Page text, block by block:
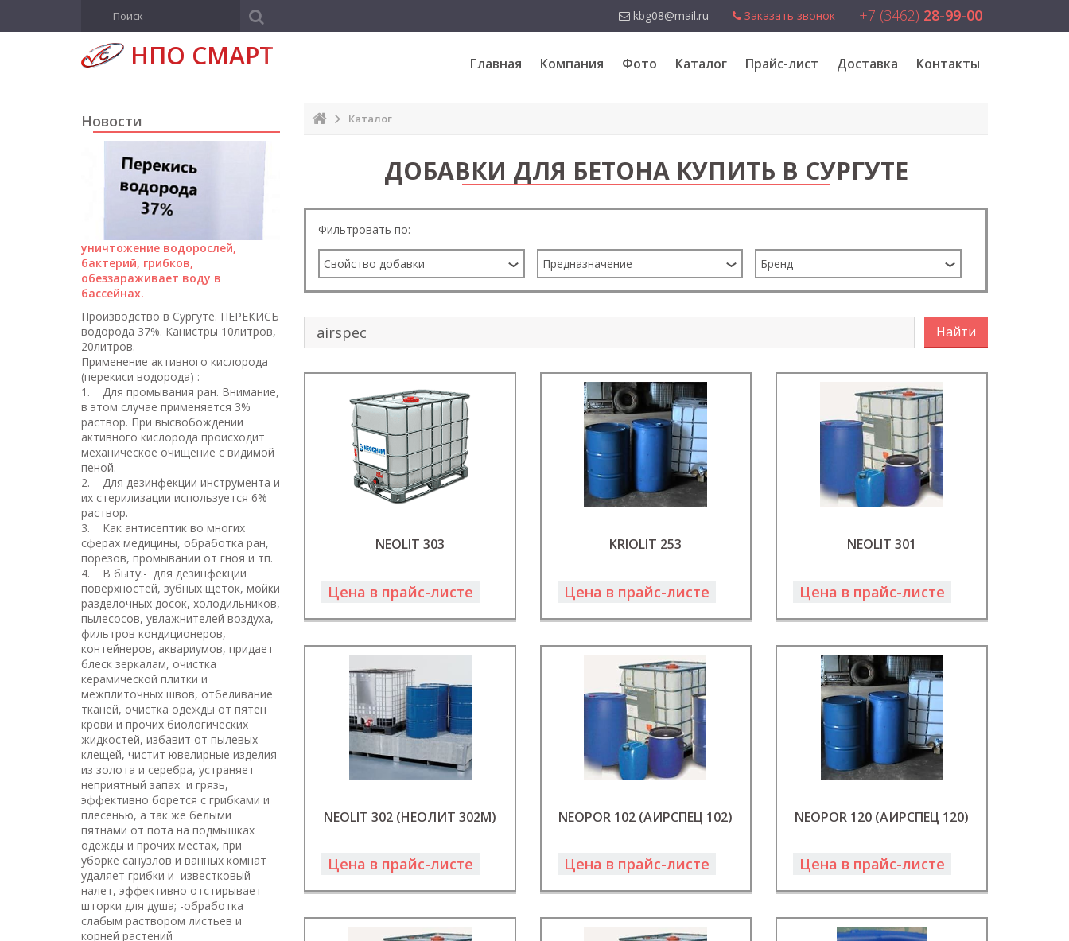
kbg08@mail.ru Заказать звонок +7 (3462) 28-99-00
НПО СМАРТ Главная Компания Фото Каталог Прайс-лист Доставка Контакты
Каталог
ДОБАВКИ ДЛЯ БЕТОНА КУПИТЬ В СУРГУТЕ
Фильтровать по:
Свойство добавки Предназначение Бренд
NEOLIT 303
Цена в прайс-листе
KRIOLIT 253
Цена в прайс-листе
NEOLIT 301
Цена в прайс-листе
NEOLIT 302 (НЕОЛИТ 302М)
Цена в прайс-листе
NEOPOR 102 (АИРСПЕЦ 102)
Цена в прайс-листе
NEOPOR 120 (АИРСПЕЦ 120)
Цена в прайс-листе
Новости
уничтожение водорослей,
бактерий, грибков,
обеззараживает воду в
бассейнах.
Производство в Сургуте. ПЕРЕКИСЬ
водорода 37%. Канистры 10литров,
20литров.
Применение активного кислорода
(перекиси водорода) :
1. Для промывания ран. Внимание,
в этом случае применяется 3%
раствор. При высвобождении
активного кислорода происходит
механическое очищение с видимой
пеной.
2. Для дезинфекции инструмента и
их стерилизации используется 6%
раствор.
3. Как антисептик во многих
сферах медицины, обработка ран,
порезов, промывании от гноя и тп.
4. В быту:- для дезинфекции
поверхностей, зубных щеток, мойки
разделочных досок, холодильников,
пылесосов, увлажнителей воздуха,
фильтров кондиционеров,
контейнеров, аквариумов, придает
блеск зеркалам, очистка
керамической плитки и
межплиточных швов, отбеливание
тканей, очистка одежды от пятен
крови и прочих биологических
жидкостей, избавит от пылевых
клещей, чистит ювелирные изделия
из золота и серебра, устраняет
неприятный запах и грязь,
эффективно борется с грибками и
плесенью, а так же белыми
пятнами от пота на подмышках
одежды и прочих местах, при
уборке санузлов и ванных комнат
удаляет грибки и известковый
налет, эффективно отстирывает
шторки для душа; -обработка
слабым раствором листьев и
корней растений